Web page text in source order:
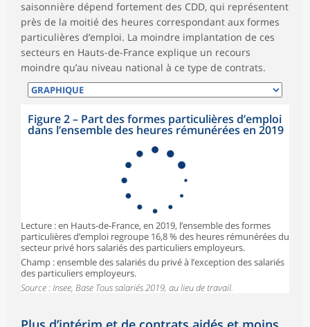
saisonnière dépend fortement des CDD, qui représentent
près de la moitié des heures correspondant aux formes
particulières d’emploi. La moindre implantation de ces
secteurs en Hauts-de-France explique un recours
moindre qu’au niveau national à ce type de contrats.
Figure 2– Part des formes particulières d’emploi
dans l’ensemble des heures rémunérées en 2019
Lecture : en Hauts-de-France, en 2019, l’ensemble des formes
particulières d’emploi regroupe 16,8 % des heures rémunérées du
secteur privé hors salariés des particuliers employeurs.
Champ : ensemble des salariés du privé à l’exception des salariés
des particuliers employeurs.
Source : Insee, Base Tous salariés 2019, au lieu de travail.